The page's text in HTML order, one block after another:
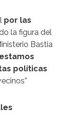
por las
la figura del
Bastia
políticas